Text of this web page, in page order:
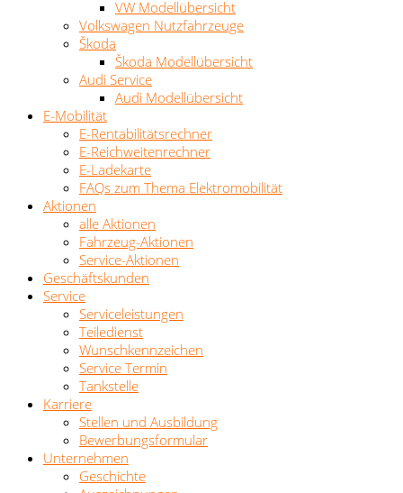
VW Modellübersicht
Volkswagen Nutzfahrzeuge
Škoda
Škoda Modellübersicht
Audi Service
Audi Modellübersicht
E-Mobilität
E-Rentabilitätsrechner
E-Reichweitenrechner
E-Ladekarte
FAQs zum Thema Elektromobilität
Aktionen
alle Aktionen
Fahrzeug-Aktionen
Service-Aktionen
Geschäftskunden
Service
Serviceleistungen
Teiledienst
Wunschkennzeichen
Service Termin
Tankstelle
Karriere
Stellen und Ausbildung
Bewerbungsformular
Unternehmen
Geschichte